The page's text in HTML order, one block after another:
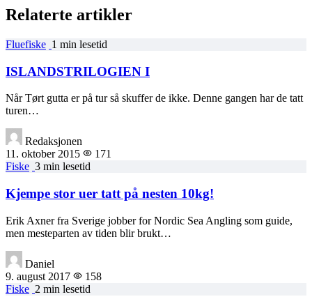
Relaterte artikler
Fluefiske 1 min lesetid
ISLANDSTRILOGIEN I
Når Tørt gutta er på tur så skuffer de ikke. Denne gangen har de tatt
turen…
Redaksjonen
11. oktober 2015
171
Fiske 3 min lesetid
Kjempe stor uer tatt på nesten 10kg!
Erik Axner fra Sverige jobber for Nordic Sea Angling som guide,
men mesteparten av tiden blir brukt…
Daniel
9. august 2017
158
Fiske 2 min lesetid